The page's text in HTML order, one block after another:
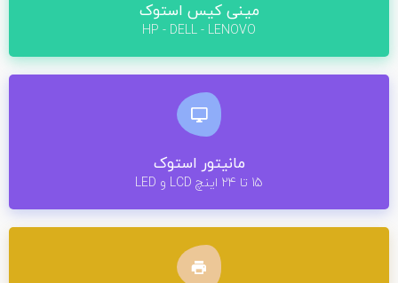
مینی کیس استوک
HP - DELL - LENOVO
مانیتور استوک
15 تا 24 اینچ LCD و LED